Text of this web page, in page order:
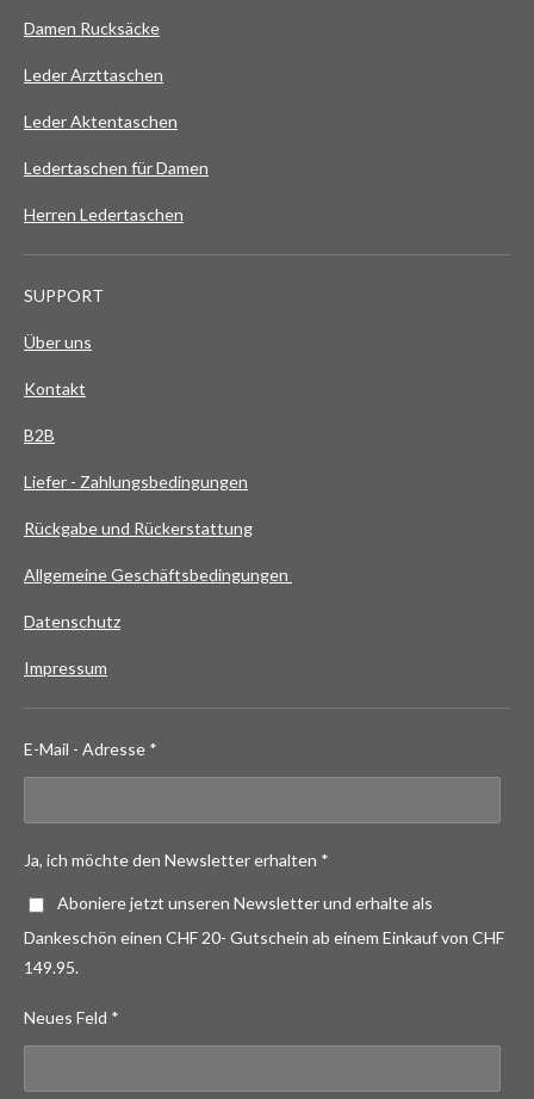
Damen Rucksäcke
Leder Arzttaschen
Leder Aktentaschen
Ledertaschen für Damen
Herren Ledertaschen
SUPPORT
Über uns
Kontakt
B2B
Liefer - Zahlungsbedingungen
Rückgabe und Rückerstattung
Allgemeine Geschäftsbedingungen
Datenschutz
Impressum
E-Mail - Adresse *
Ja, ich möchte den Newsletter erhalten *
Aboniere jetzt unseren Newsletter und erhalte als
Dankeschön einen CHF 20- Gutschein ab einem Einkauf von CHF
149.95.
Neues Feld *